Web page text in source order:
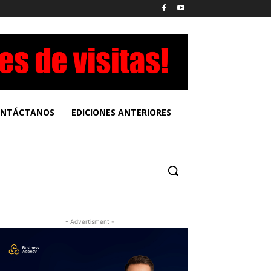
EDICIONES ANTERIORES
- Advertisment -